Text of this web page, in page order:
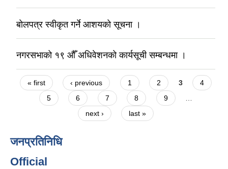
बोलपत्र स्वीकृत गर्ने आशयको सूचना ।
नगरसभाको १९ ‌औँ अधिवेशनको कार्यसूची सम्बन्धमा ।
Pages
« first ‹ previous 1 2 3
4
5
6 7 8 9
next ›
last »
जनप्रतिनिधि
Official